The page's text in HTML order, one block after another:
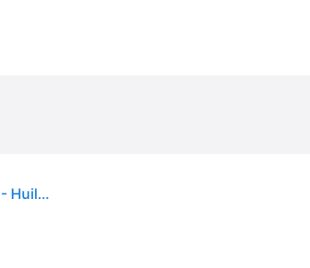
SKIN1004 - Madagascar Centella Light Cleansing Oil Mini - Huile démaquillante